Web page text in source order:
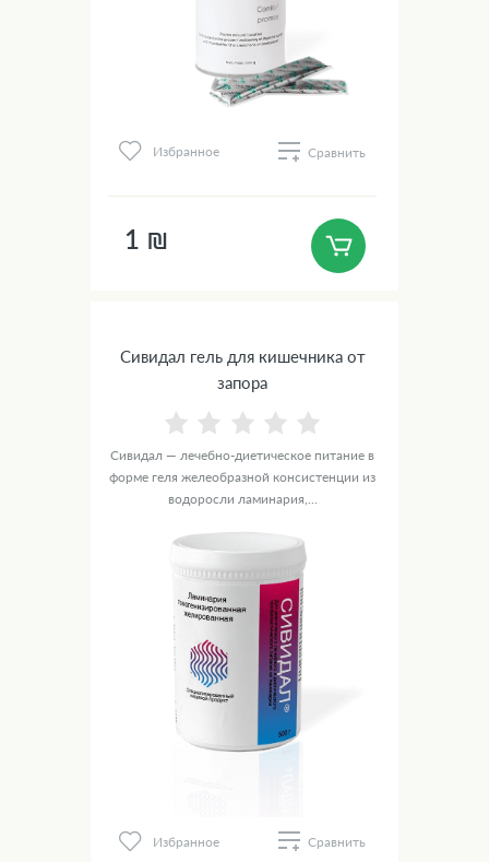
Избранное Сравнить
1 ₪
Сивидал гель для кишечника от
запора
Сивидал — лечебно-диетическое питание в
форме геля желеобразной консистенции из
водоросли ламинария,...
Избранное Сравнить